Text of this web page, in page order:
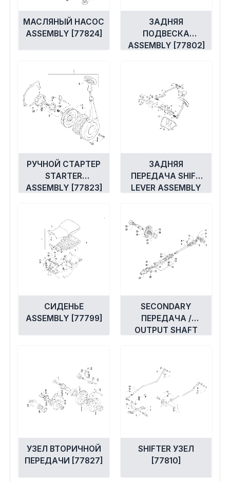
МАСЛЯНЫЙ НАСОС
ASSEMBLY [77824]
ЗАДНЯЯ
ПОДВЕСКА
ASSEMBLY [77802]
РУЧНОЙ СТАРТЕР
STARTER
ASSEMBLY [77823]
ЗАДНЯЯ
ПЕРЕДАЧА SHIFT
LEVER ASSEMBLY
СИДЕНЬЕ
ASSEMBLY [77799]
SECONDARY
ПЕРЕДАЧА /
OUTPUT SHAFT
УЗЕЛ ВТОРИЧНОЙ
ПЕРЕДАЧИ [77827]
SHIFTER УЗЕЛ
[77810]